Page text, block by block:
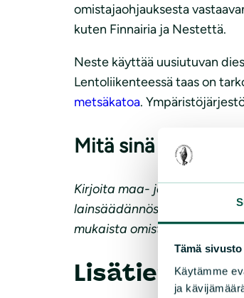
Tämä
Käytämme
ja
omistajaohjauksesta
kuten Finnairia ja Nestettä.
Neste käyttää uusiutuvan
Lentoliikenteessä taas on
metsäkatoa.
Mitä sinä voit
Kirjoita maa- ja
lainsäädännöstä
mukaista
Lisätietoja